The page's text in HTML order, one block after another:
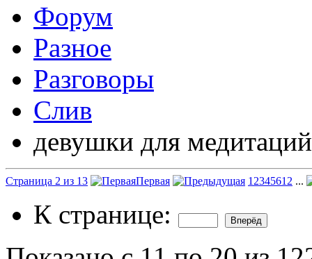
Форум
Разное
Разговоры
Слив
девушки для
Страница 2 из 13 Первая 1 2345612 ...
К странице: